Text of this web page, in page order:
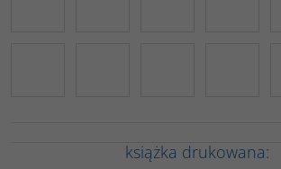
książka drukowana: